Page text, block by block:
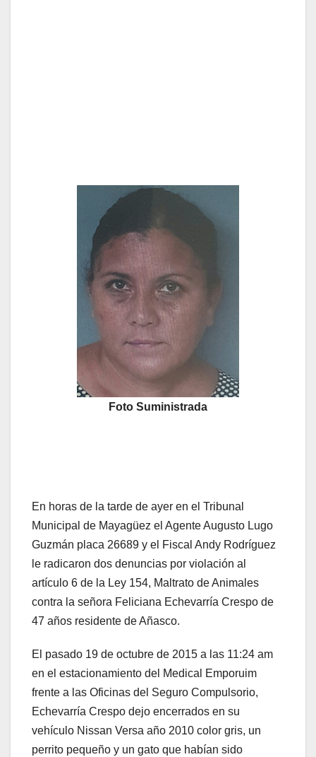
Foto Suministrada
En horas de la tarde de ayer en el Tribunal
Municipal de Mayagüez el Agente Augusto Lugo
Guzmán placa 26689 y el Fiscal Andy Rodríguez
le radicaron dos denuncias por violación al
artículo 6 de la Ley 154, Maltrato de Animales
contra la señora Feliciana Echevarría Crespo de
47 años residente de Añasco.
El pasado 19 de octubre de 2015 a las 11:24 am
en el estacionamiento del Medical Emporuim
frente a las Oficinas del Seguro Compulsorio,
Echevarría Crespo dejo encerrados en su
vehículo Nissan Versa año 2010 color gris, un
perrito pequeño y un gato que habían sido